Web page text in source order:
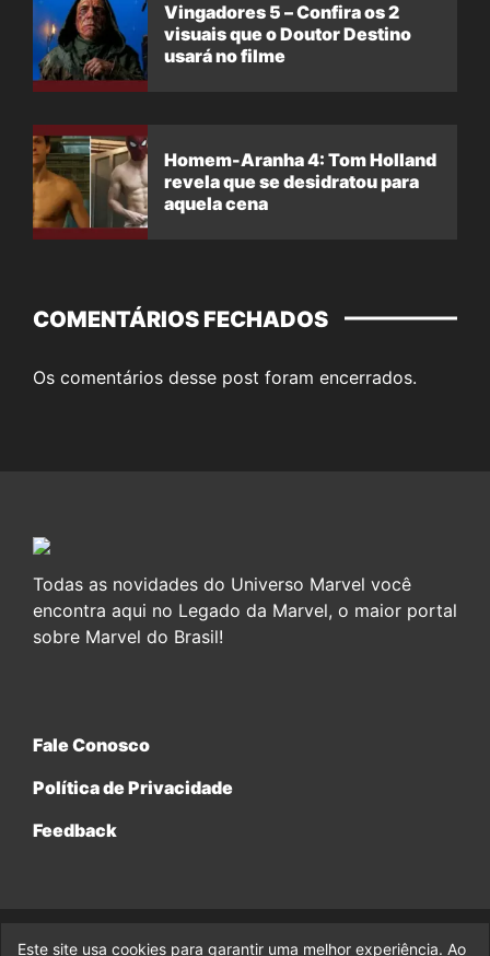
Vingadores 5 – Confira os 2
visuais que o Doutor Destino
usará no filme
Homem-Aranha 4: Tom Holland
revela que se desidratou para
aquela cena
COMENTÁRIOS FECHADOS
Os comentários desse post foram encerrados.
Todas as novidades do Universo Marvel você
encontra aqui no Legado da Marvel, o maior portal
sobre Marvel do Brasil!
Fale Conosco
Política de Privacidade
Feedback
© 2017-2026 Legado da Marvel, uma empresa da Legado
Este site usa cookies para garantir uma melhor experiência. Ao